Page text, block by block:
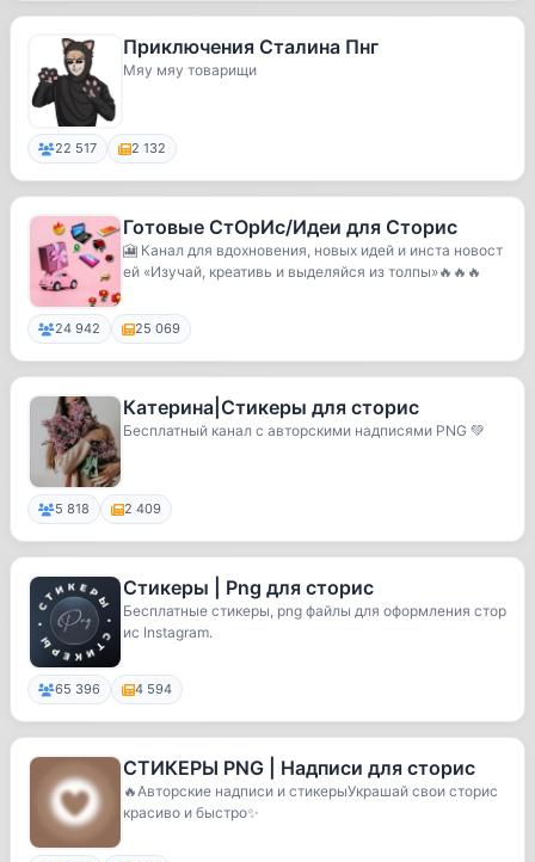
Приключения Сталина Пнг
Мяу мяу товарищи
22 517 2 132
Готовые СтОрИс/Идеи для Сторис
🎦 Канал для вдохновения, новых идей и инста новост
ей «Изучай, креативь и выделяйся из толпы»🔥🔥🔥
24 942 25 069
Катерина|Стикеры для сторис
Бесплатный канал с авторскими надписями PNG 💚
5 818 2 409
Стикеры | Png для сторис
Бесплатные стикеры, png файлы для оформления стор
ис Instagram.
65 396 4 594
СТИКЕРЫ PNG | Надписи для сторис
🔥Авторские надписи и стикерыУкрашай свои сторис
красиво и быстро✨